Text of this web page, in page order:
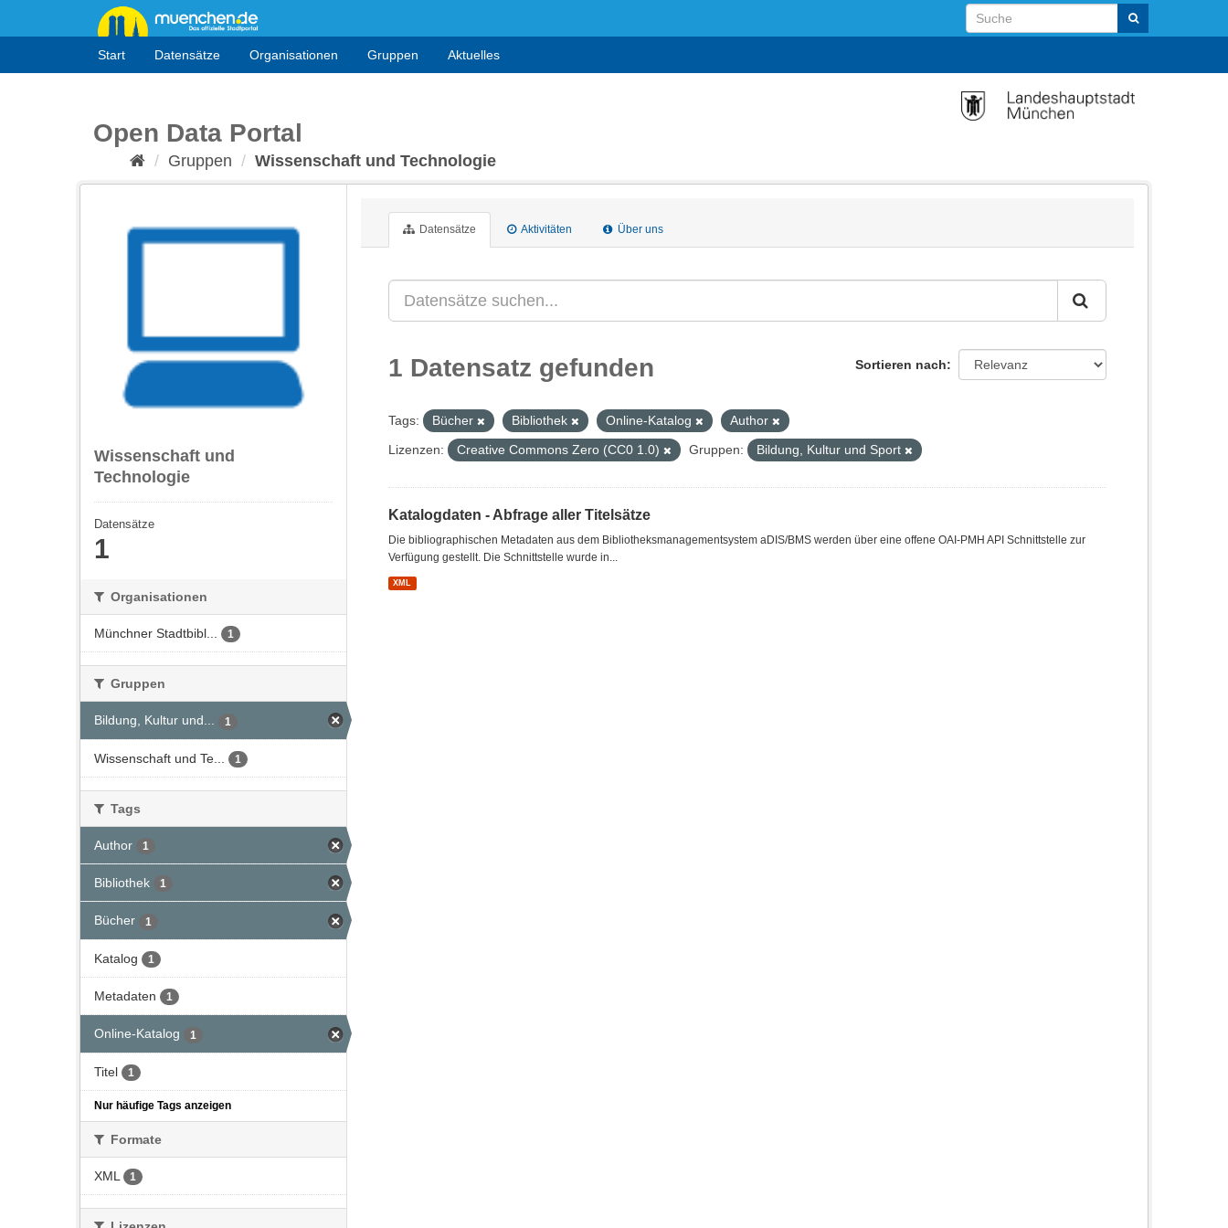
Start Datensätze Organisationen Gruppen Aktuelles
Open Data Portal
Gruppen Wissenschaft und Technologie
Wissenschaft und
Technologie
Datensätze
1
Organisationen
Münchner Stadtbibl... 1
Gruppen
Bildung, Kultur und... 1
Wissenschaft und Te... 1
Tags
Author 1
Bibliothek 1
Bücher 1
Katalog 1
Metadaten 1
Online-Katalog 1
Titel 1
Nur häufige Tags anzeigen
Formate
XML 1
Datensätze Aktivitäten Über uns
Sortieren nach
1 Datensatz gefunden
Tags: Bücher Bibliothek Online-Katalog
Author
Lizenzen:
Creative Commons Zero (CC0 1.0) Gruppen: Bildung, Kultur und Sport
Katalogdaten - Abfrage aller Titelsätze
Die bibliographischen Metadaten aus dem Bibliotheksmanagementsystem aDIS/BMS werden über eine offene OAI-PMH API Schnittstelle zur
Verfügung gestellt. Die Schnittstelle wurde in...
XML